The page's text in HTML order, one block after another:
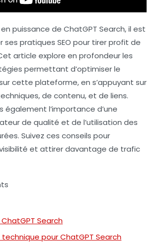
puissance de ChatGPT Search, il est
ses pratiques SEO pour tirer profit de
article explore en profondeur les
permettant d’optimiser le
cette plateforme, en s’appuyant sur
de contenu, et de liens.
également l’importance d’une
de qualité et de l’utilisation des
Suivez ces conseils pour
et attirer davantage de trafic
Search
pour ChatGPT Search